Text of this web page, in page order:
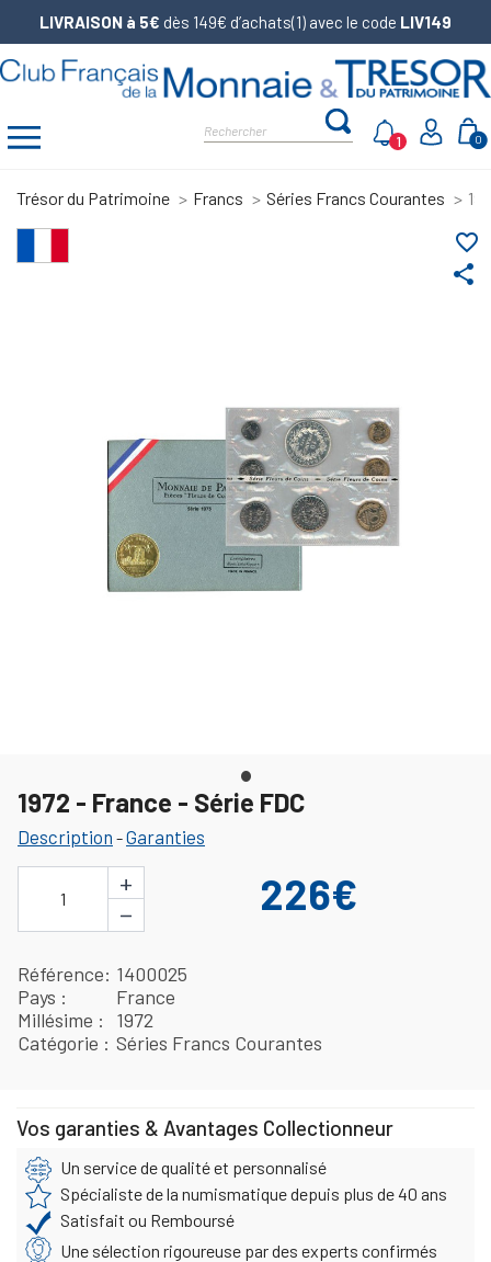
LIVRAISON à 5€ dès 149€ d’achats(1) avec le code LIV149
0
1
Trésor du Patrimoine Francs Séries Francs Courantes
share
favorite_border
1972 - France - Série FDC
Description -Garanties
1
+
−
226€
Référence 1400025
Pays
France
Millésime
1972
Catégorie
Séries Francs Courantes
Vos garanties & Avantages Collectionneur
Un service de qualité et personnalisé
Spécialiste de la numismatique depuis plus de 40 ans
Satisfait ou Remboursé
Une sélection rigoureuse par des experts confirmés